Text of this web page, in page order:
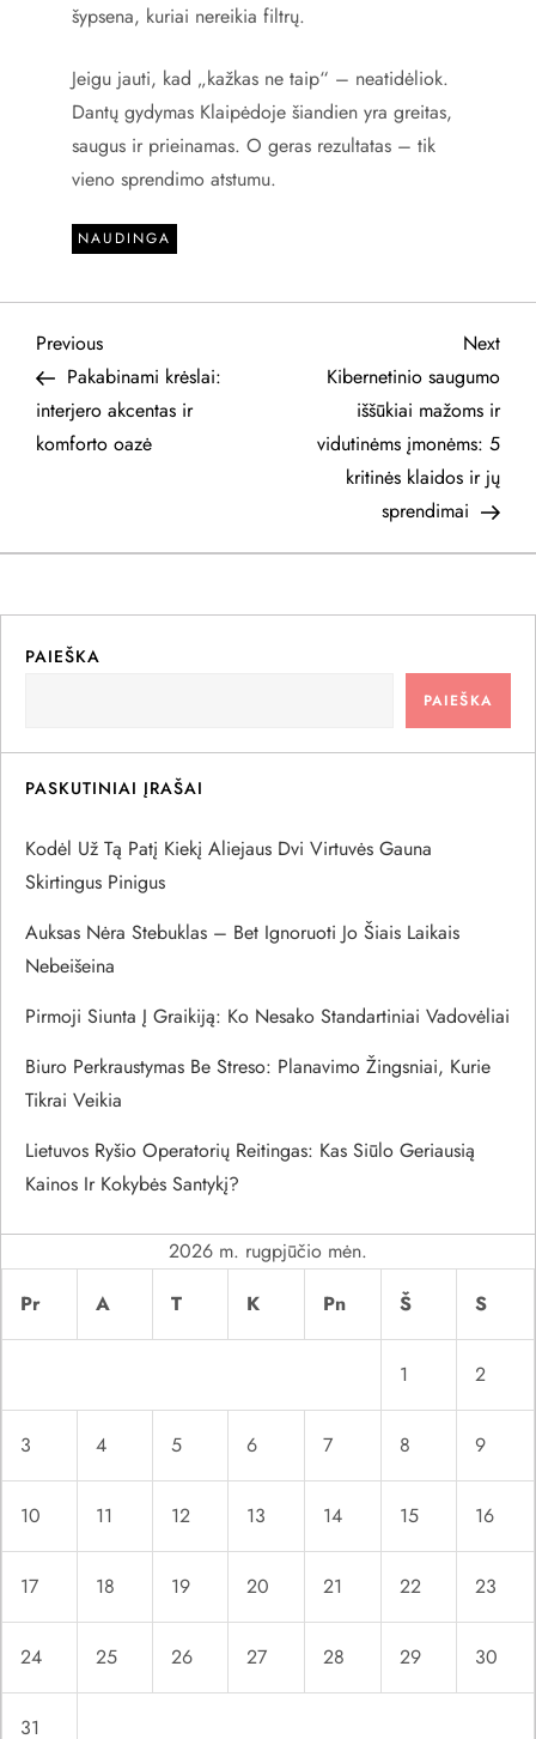
šypsena, kuriai nereikia filtrų.
Jeigu jauti, kad „kažkas ne taip“ – neatidėliok.
Dantų gydymas Klaipėdoje šiandien yra greitas,
saugus ir prieinamas. O geras rezultatas – tik
vieno sprendimo atstumu.
NAUDINGA
N
a
v
a
i
j
a
t
a
r
p
į
r
a
š
Previous
Post
Previous
Pakabinami krėslai:
interjero akcentas ir
komforto oazė
Next
Post
Next
Kibernetinio saugumo
iššūkiai mažoms ir
vidutinėms įmonėms: 5
kritinės klaidos ir jų
sprendimai
PAIEŠKA
PAIEŠKA
PASKUTINIAI ĮRAŠAI
Kodėl Už Tą Patį Kiekį Aliejaus Dvi Virtuvės Gauna
Skirtingus Pinigus
Auksas Nėra Stebuklas – Bet Ignoruoti Jo Šiais Laikais
Nebeišeina
Pirmoji Siunta Į Graikiją: Ko Nesako Standartiniai Vadovėliai
Biuro Perkraustymas Be Streso: Planavimo Žingsniai, Kurie
Tikrai Veikia
Lietuvos Ryšio Operatorių Reitingas: Kas Siūlo Geriausią
Kainos Ir Kokybės Santykį?
2026 m. rugpjūčio mėn.
Pr
A T K Pn Š S
1 2
3 4 5 6 7 8 9
10 11 12 13 14 15 16
17 18 19 20 21 22 23
24 25 26 27 28 29 30
31